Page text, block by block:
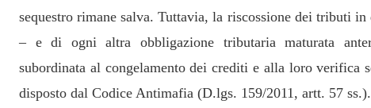
sequestro rimane salva. Tuttavia, la riscossione dei tributi in
– e di ogni altra obbligazione tributaria maturata
subordinata al congelamento dei crediti e alla loro verifica
disposto dal Codice Antimafia (D.lgs. 159/2011, artt. 57 ss.).